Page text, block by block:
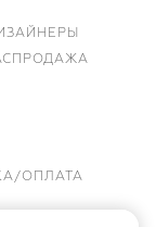
ОПЛАТА